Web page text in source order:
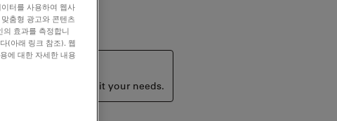
that may suit your needs.
터를 사용하여 웹사
춤형 광고와 콘텐츠
의 효과를 측정합니
(아래 링크 참조). 웹
에 대한 자세한 내용